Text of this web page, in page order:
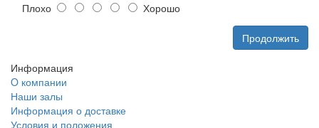
Плохо
Хорошо
Продолжить
Информация
O компании
Наши залы
Информация о доставке
Условия и положения